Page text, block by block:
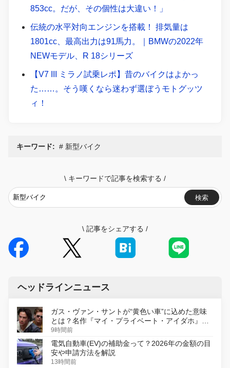
853cc。だが、その個性は大違い！」
伝統の水平対向エンジンを搭載！ 排気量は
1801cc、最高出力は91馬力。｜BMWの2022年
NEWモデル、R 18シリーズ
【V7 III ミラノ試乗レポ】昔のバイクはよかっ
た……。そう嘆くなら迷わず選ぼうモトグッツ
ィ！
キーワード: 新型バイク
\ キーワードで記事を検索する /
検索
\ 記事をシェアする /
ヘッドラインニュース
ガス・ヴァン・サントが“黄色い車”に込めた意味
とは？名作『マイ・プライベート・アイダホ』が
初のデジタルリマスター版で復活
9時間前
電気自動車(EV)の補助金って？2026年の金額の目
安や申請方法を解説
13時間前